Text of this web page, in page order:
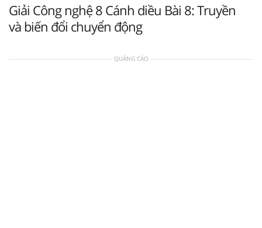
Giải Công nghệ 8 Cánh diều Bài 8: Truyền
và biến đổi chuyển động
QUẢNG CÁO